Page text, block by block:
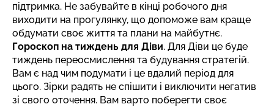
підтримка. Не забувайте в кінці робочого дня
виходити на прогулянку, що допоможе вам краще
обдумати своє життя та плани на майбутнє.
Гороскоп на тиждень для Діви. Для Діви це буде
тиждень переосмислення та будування стратегій.
Вам є над чим подумати і це вдалий період для
цього. Зірки радять не спішити і виключити негатив
зі свого оточення. Вам варто поберегти своє